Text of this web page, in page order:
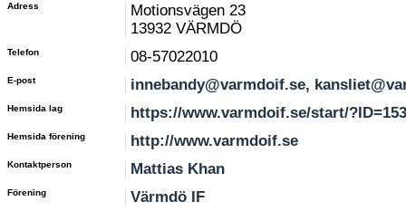
Adress
Motionsvägen 23
13932 VÄRMDÖ
Telefon 08-57022010
E-post innebandy@varmdoif.se,
Hemsida lag https://www.varmdoif.se/start/
Hemsida förening http://www.varmdoif.se
Kontaktperson Mattias Khan
Förening Värmdö IF